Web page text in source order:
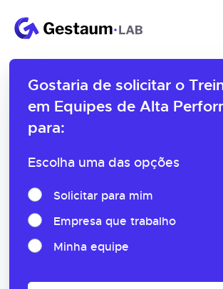
Gostaria de solicitar o
em Equipes de Alta
para:
Escolha uma das opções
Solicitar para mim
Empresa que trabalho
Minha equipe